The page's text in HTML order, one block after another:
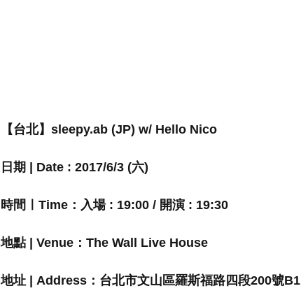
【台北】sleepy.ab (JP) w/ Hello Nico
日期 | Date : 2017/6/3 (六)
時間ㅣTime：入場 : 19:00 / 開演 : 19:30
地點 | Venue：The Wall Live House
地址 | Address：台北市文山區羅斯福路四段200號B1